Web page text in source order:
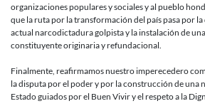
organizaciones populares y sociales y al pueblo
que la ruta por la transformación del país pasa por
actual narcodictadura golpista y la instalación de
constituyente originaria y refundacional.
Finalmente, reafirmamos nuestro imperecedero
la disputa por el poder y por la construcción de una
Estado guiados por el Buen Vivir y el respeto a la